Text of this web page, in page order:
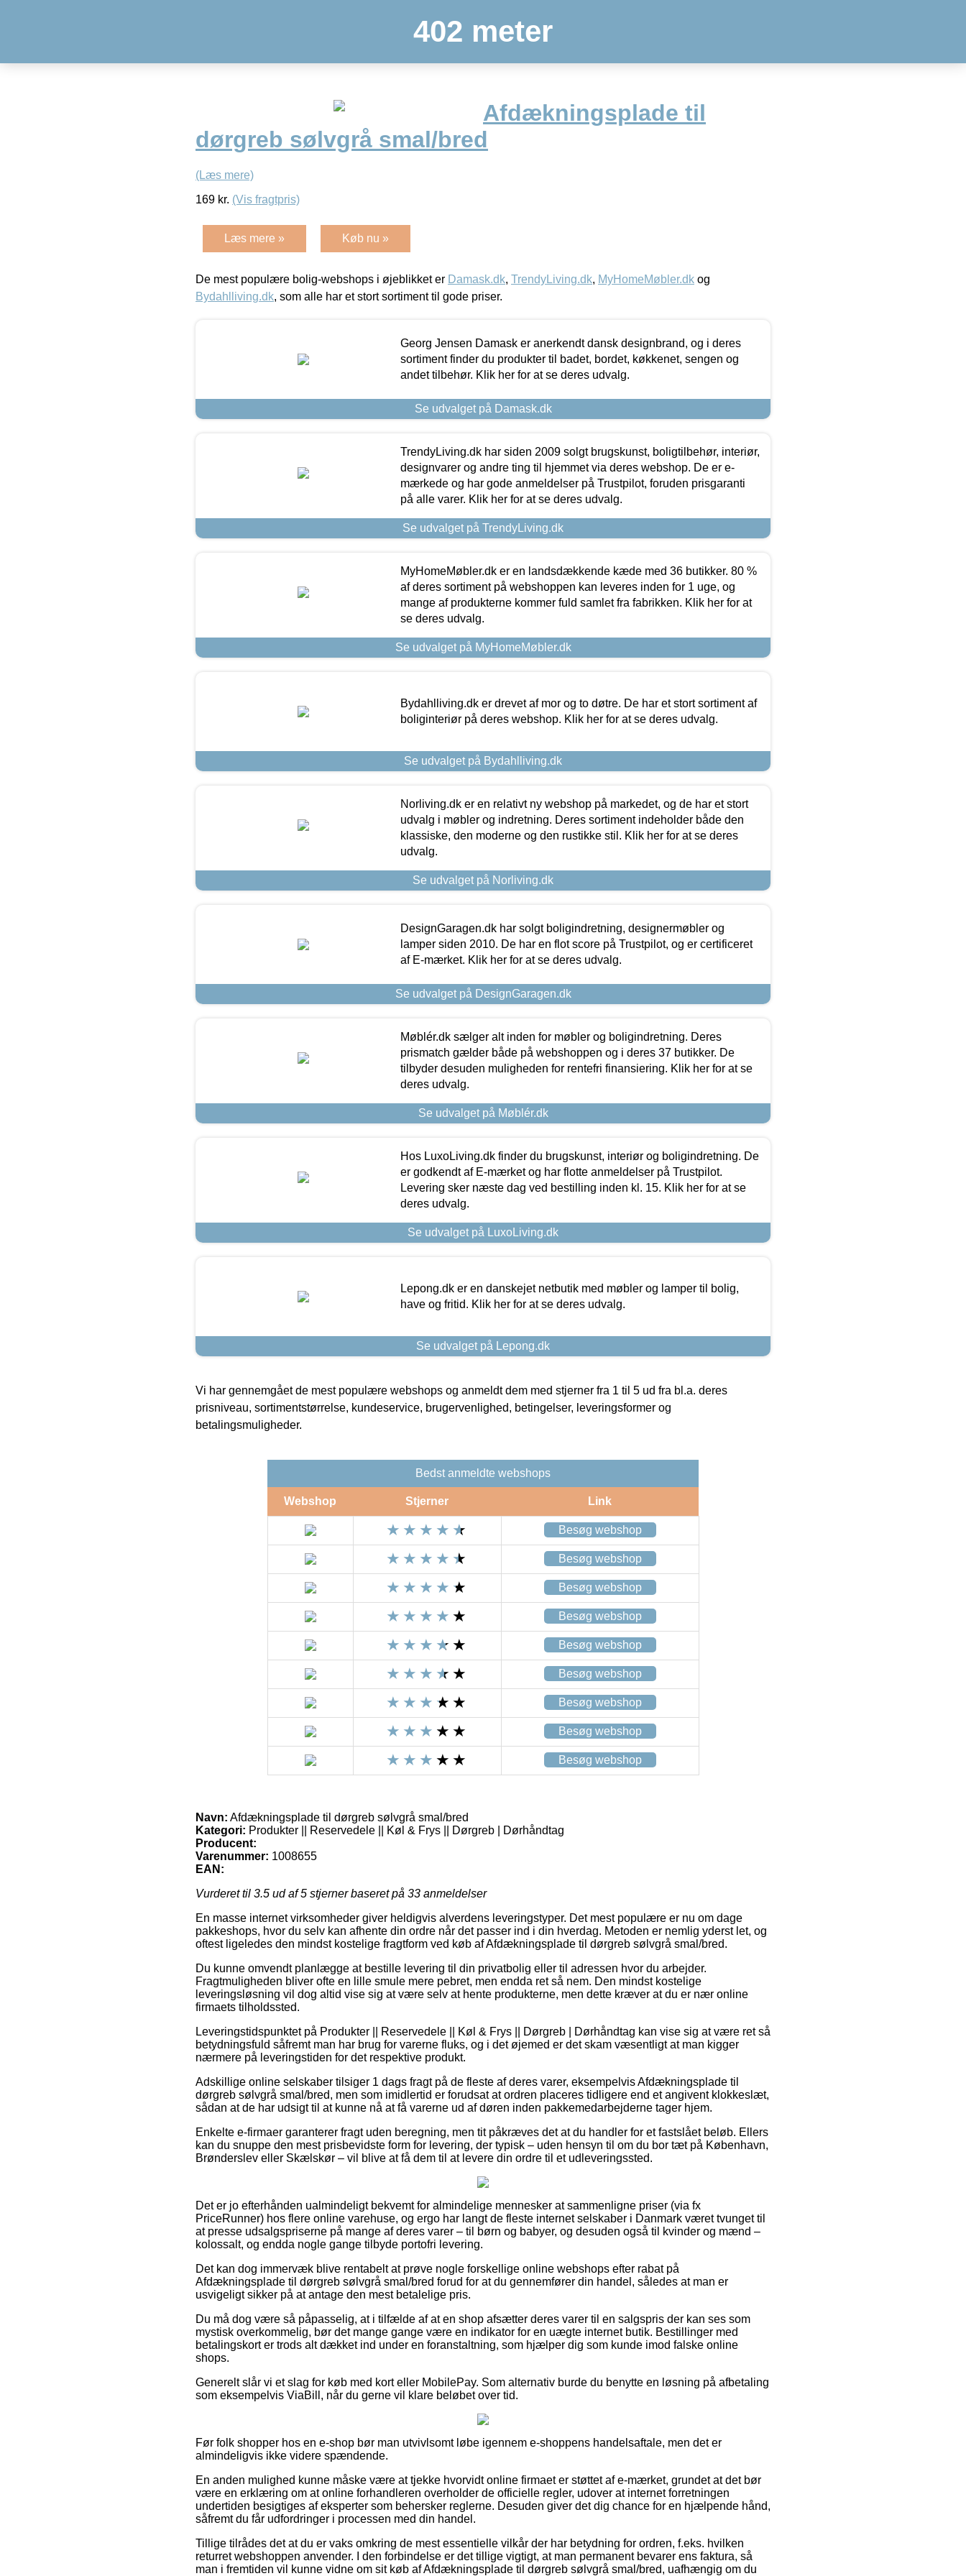
402 meter
Afdækningsplade til
dørgreb sølvgrå smal/bred
(Læs mere)
169 kr. (Vis fragtpris)
Læs mere » Køb nu »
De mest populære bolig-webshops i øjeblikket er Damask.dk, TrendyLiving.dk, MyHomeMøbler.dk og
Bydahlliving.dk, som alle har et stort sortiment til gode priser.
Georg Jensen Damask er anerkendt dansk designbrand, og i deres
sortiment finder du produkter til badet, bordet, køkkenet, sengen og
andet tilbehør. Klik her for at se deres udvalg.
Se udvalget på Damask.dk
TrendyLiving.dk har siden 2009 solgt brugskunst, boligtilbehør, interiør,
designvarer og andre ting til hjemmet via deres webshop. De er e-
mærkede og har gode anmeldelser på Trustpilot, foruden prisgaranti
på alle varer. Klik her for at se deres udvalg.
Se udvalget på TrendyLiving.dk
MyHomeMøbler.dk er en landsdækkende kæde med 36 butikker. 80 %
af deres sortiment på webshoppen kan leveres inden for 1 uge, og
mange af produkterne kommer fuld samlet fra fabrikken. Klik her for at
se deres udvalg.
Se udvalget på MyHomeMøbler.dk
Bydahlliving.dk er drevet af mor og to døtre. De har et stort sortiment af
boliginteriør på deres webshop. Klik her for at se deres udvalg.
Se udvalget på Bydahlliving.dk
Norliving.dk er en relativt ny webshop på markedet, og de har et stort
udvalg i møbler og indretning. Deres sortiment indeholder både den
klassiske, den moderne og den rustikke stil. Klik her for at se deres
udvalg.
Se udvalget på Norliving.dk
DesignGaragen.dk har solgt boligindretning, designermøbler og
lamper siden 2010. De har en flot score på Trustpilot, og er certificeret
af E-mærket. Klik her for at se deres udvalg.
Se udvalget på DesignGaragen.dk
Møblér.dk sælger alt inden for møbler og boligindretning. Deres
prismatch gælder både på webshoppen og i deres 37 butikker. De
tilbyder desuden muligheden for rentefri finansiering. Klik her for at se
deres udvalg.
Se udvalget på Møblér.dk
Hos LuxoLiving.dk finder du brugskunst, interiør og boligindretning. De
er godkendt af E-mærket og har flotte anmeldelser på Trustpilot.
Levering sker næste dag ved bestilling inden kl. 15. Klik her for at se
deres udvalg.
Se udvalget på LuxoLiving.dk
Lepong.dk er en danskejet netbutik med møbler og lamper til bolig,
have og fritid. Klik her for at se deres udvalg.
Se udvalget på Lepong.dk
Vi har gennemgået de mest populære webshops og anmeldt dem med stjerner fra 1 til 5 ud fra bl.a. deres
prisniveau, sortimentstørrelse, kundeservice, brugervenlighed, betingelser, leveringsformer og
betalingsmuligheder.
Bedst anmeldte webshops
Webshop Stjerner Link
Besøg webshop
Besøg webshop
Besøg webshop
Besøg webshop
Besøg webshop
Besøg webshop
Besøg webshop
Besøg webshop
Besøg webshop
Navn: Afdækningsplade til dørgreb sølvgrå smal/bred
Kategori: Produkter || Reservedele || Køl & Frys || Dørgreb | Dørhåndtag
Producent:
Varenummer: 1008655
EAN:
Vurderet til 3.5 ud af 5 stjerner baseret på 33 anmeldelser
En masse internet virksomheder giver heldigvis alverdens leveringstyper. Det mest populære er nu om dage
pakkeshops, hvor du selv kan afhente din ordre når det passer ind i din hverdag. Metoden er nemlig yderst let, og
oftest ligeledes den mindst kostelige fragtform ved køb af Afdækningsplade til dørgreb sølvgrå smal/bred.
Du kunne omvendt planlægge at bestille levering til din privatbolig eller til adressen hvor du arbejder.
Fragtmuligheden bliver ofte en lille smule mere pebret, men endda ret så nem. Den mindst kostelige
leveringsløsning vil dog altid vise sig at være selv at hente produkterne, men dette kræver at du er nær online
firmaets tilholdssted.
Leveringstidspunktet på Produkter || Reservedele || Køl & Frys || Dørgreb | Dørhåndtag kan vise sig at være ret så
betydningsfuld såfremt man har brug for varerne fluks, og i det øjemed er det skam væsentligt at man kigger
nærmere på leveringstiden for det respektive produkt.
Adskillige online selskaber tilsiger 1 dags fragt på de fleste af deres varer, eksempelvis Afdækningsplade til
dørgreb sølvgrå smal/bred, men som imidlertid er forudsat at ordren placeres tidligere end et angivent klokkeslæt,
sådan at de har udsigt til at kunne nå at få varerne ud af døren inden pakkemedarbejderne tager hjem.
Enkelte e-firmaer garanterer fragt uden beregning, men tit påkræves det at du handler for et fastslået beløb. Ellers
kan du snuppe den mest prisbevidste form for levering, der typisk – uden hensyn til om du bor tæt på København,
Brønderslev eller Skælskør – vil blive at få dem til at levere din ordre til et udleveringssted.
Det er jo efterhånden ualmindeligt bekvemt for almindelige mennesker at sammenligne priser (via fx
PriceRunner) hos flere online varehuse, og ergo har langt de fleste internet selskaber i Danmark været tvunget til
at presse udsalgspriserne på mange af deres varer – til børn og babyer, og desuden også til kvinder og mænd –
kolossalt, og endda nogle gange tilbyde portofri levering.
Det kan dog immervæk blive rentabelt at prøve nogle forskellige online webshops efter rabat på
Afdækningsplade til dørgreb sølvgrå smal/bred forud for at du gennemfører din handel, således at man er
usvigeligt sikker på at antage den mest betalelige pris.
Du må dog være så påpasselig, at i tilfælde af at en shop afsætter deres varer til en salgspris der kan ses som
mystisk overkommelig, bør det mange gange være en indikator for en uægte internet butik. Bestillinger med
betalingskort er trods alt dækket ind under en foranstaltning, som hjælper dig som kunde imod falske online
shops.
Generelt slår vi et slag for køb med kort eller MobilePay. Som alternativ burde du benytte en løsning på afbetaling
som eksempelvis ViaBill, når du gerne vil klare beløbet over tid.
Før folk shopper hos en e-shop bør man utvivlsomt løbe igennem e-shoppens handelsaftale, men det er
almindeligvis ikke videre spændende.
En anden mulighed kunne måske være at tjekke hvorvidt online firmaet er støttet af e-mærket, grundet at det bør
være en erklæring om at online forhandleren overholder de officielle regler, udover at internet forretningen
undertiden besigtiges af eksperter som behersker reglerne. Desuden giver det dig chance for en hjælpende hånd,
såfremt du får udfordringer i processen med din handel.
Tillige tilrådes det at du er vaks omkring de mest essentielle vilkår der har betydning for ordren, f.eks. hvilken
returret webshoppen anvender. I den forbindelse er det tillige vigtigt, at man permanent bevarer ens faktura, så
man i fremtiden vil kunne vidne om sit køb af Afdækningsplade til dørgreb sølvgrå smal/bred, uafhængig om du